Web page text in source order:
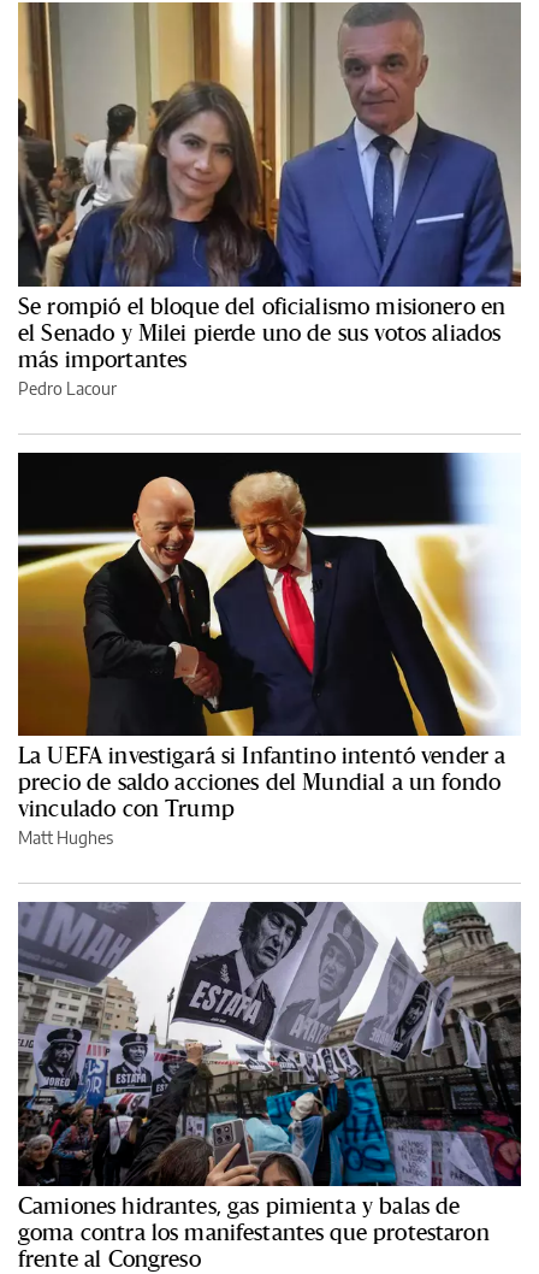
Se rompió el bloque del oficialismo misionero en
el Senado y Milei pierde uno de sus votos aliados
más importantes
Pedro Lacour
La UEFA investigará si Infantino intentó vender a
precio de saldo acciones del Mundial a un fondo
vinculado con Trump
Matt Hughes
Camiones hidrantes, gas pimienta y balas de
goma contra los manifestantes que protestaron
frente al Congreso